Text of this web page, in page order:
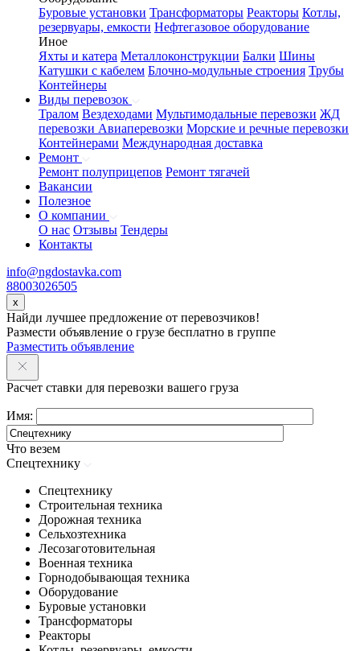
Буровые установки Трансформаторы Реакторы Котлы,
резервуары, емкости Нефтегазовое оборудование
Иное
Яхты и катера Металлоконструкции Балки Шины
Катушки с кабелем Блочно-модульные строения Трубы
Контейнеры
Виды перевозок
Тралом Вездеходами Мультимодальные перевозки ЖД
перевозки Авиаперевозки Морские и речные перевозки
Контейнерами Международная доставка
Ремонт
Ремонт полуприцепов Ремонт тягачей
Вакансии
Полезное
О компании
О нас Отзывы Тендеры
Контакты
info@ngdostavka.com
88003026505
x
Найди лучшее предложение от перевозчиков!
Размести объявление о грузе бесплатно в группе
Разместить объявление
Расчет ставки для перевозки вашего груза
Имя:
Что везем
Спецтехнику
Спецтехнику
Строительная техника
Дорожная техника
Сельхозтехника
Лесозаготовительная
Военная техника
Горнодобывающая техника
Оборудование
Буровые установки
Трансформаторы
Реакторы